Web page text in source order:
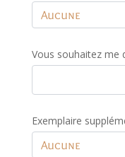
Vous souhaitez me
Exemplaire